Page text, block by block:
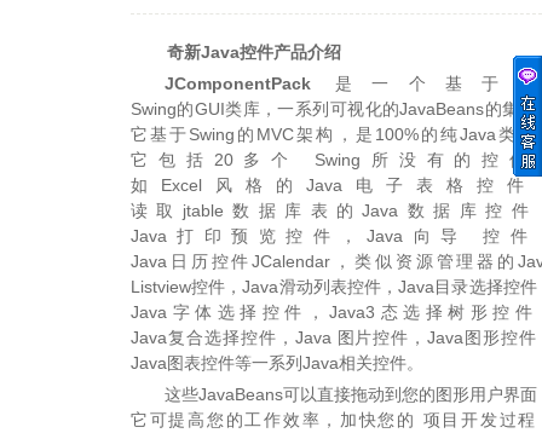
奇新Java控件产品介绍
JComponentPack 是一个基于
Swing的GUI类库，一系列可视化的JavaBeans的集合
它基于Swing的MVC架构，是100%的纯Java类库
它包括20多个 Swing所没有的控件
如Excel风格的Java电子表格控件
读取jtable数据库表的Java数据库控件
Java打印预览控件，Java向导 控件
Java日历控件JCalendar，类似资源管理器的
Listview控件，Java滑动列表控件，Java目录选择控件
Java字体选择控件，Java3态选择树形控件
Java复合选择控件，Java 图片控件，Java图形控件
Java图表控件等一系列Java相关控件。
这些JavaBeans可以直接拖动到您的图形用户界面
它可提高您的工作效率，加快您的 项目开发过程